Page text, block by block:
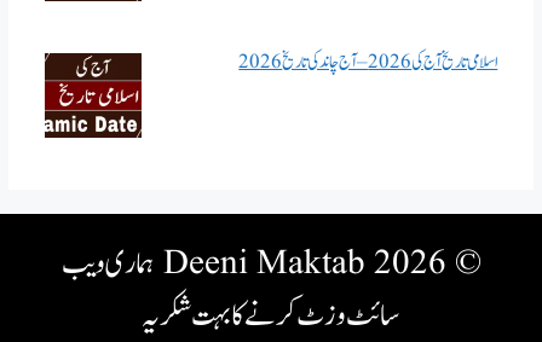
اسلامی تاریخ آج کی 2026 – آج چاند کی تاریخ 2026
ہماری ویب
سائٹ وزٹ کرنے کا بہت شکریہ